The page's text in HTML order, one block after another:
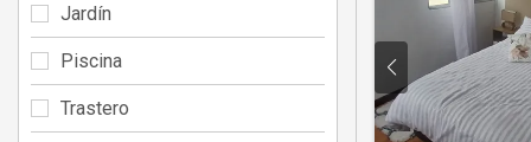
Jardín
Piscina
Trastero